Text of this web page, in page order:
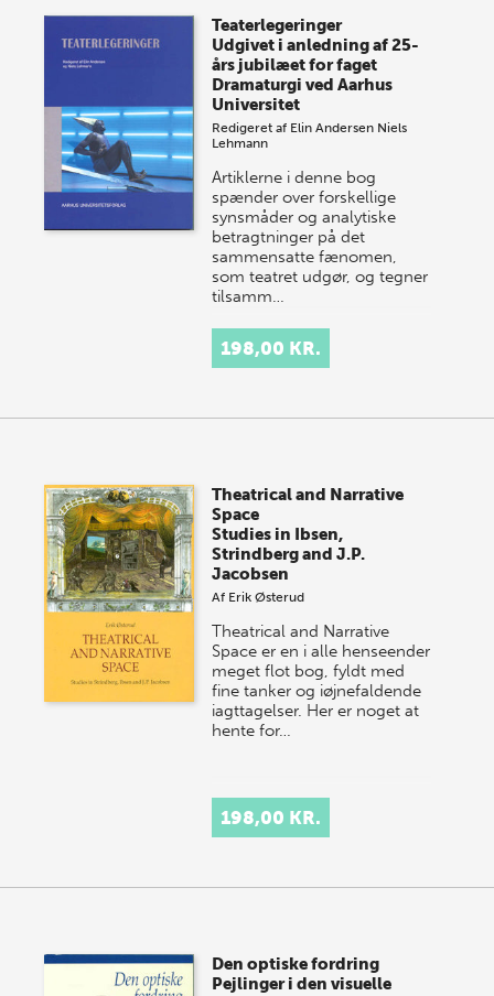
Teaterlegeringer
Udgivet i anledning af 25-
års jubilæet for faget
Dramaturgi ved Aarhus
Universitet
Redigeret af Elin Andersen Niels
Lehmann
Artiklerne i denne bog
spænder over forskellige
synsmåder og analytiske
betragtninger på det
sammensatte fænomen,
som teatret udgør, og tegner
tilsamm…
198,00 KR.
Theatrical and Narrative
Space
Studies in Ibsen,
Strindberg and J.P.
Jacobsen
Af Erik Østerud
Theatrical and Narrative
Space er en i alle henseender
meget flot bog, fyldt med
fine tanker og iøjnefaldende
iagttagelser. Her er noget at
hente for…
198,00 KR.
Den optiske fordring
Pejlinger i den visuelle